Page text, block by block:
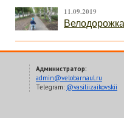
11.09.2019
Администратор:
admin@velobarnaul.ru
Telegram: @vasiliizaikovskii